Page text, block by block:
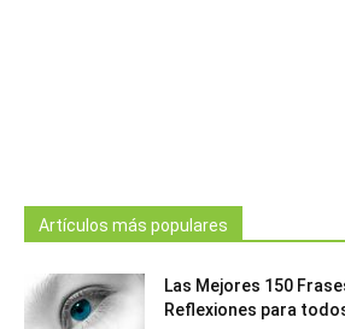
Artículos más populares
Las Mejores 150
Reflexiones para